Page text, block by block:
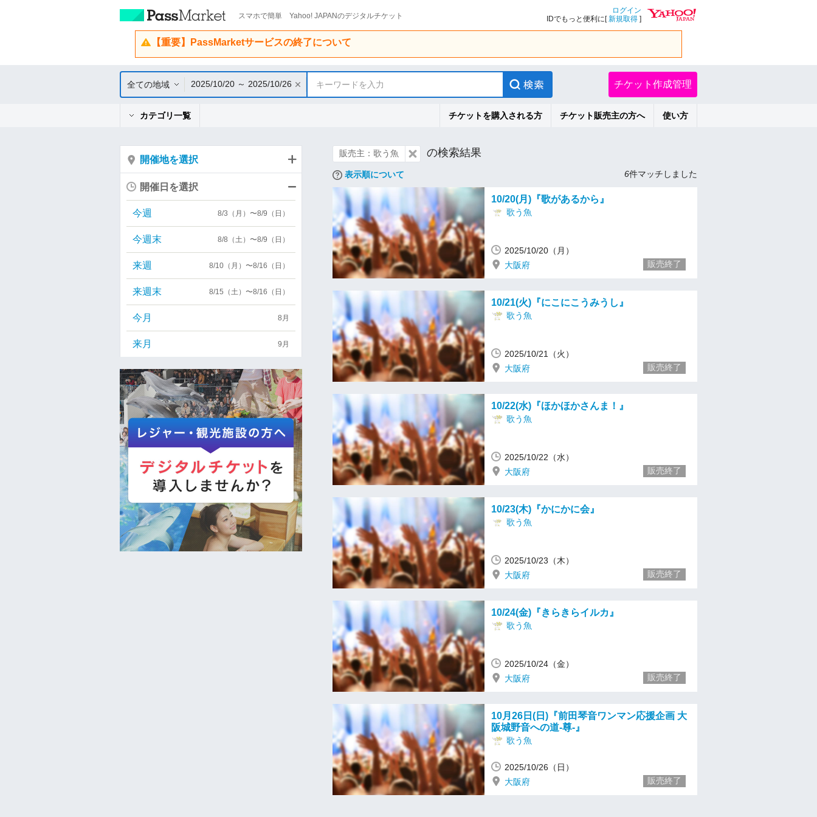
スマホで簡単 Yahoo! JAPANのデジタルチケット
ログイン
IDでもっと便利に[新規取得 ]
【重要】PassMarketサービスの終了について
全ての地域 2025/10/20 ～ 2025/10/26 キーワードを入力 チケット作成管理
カテゴリ一覧 チケットを購入される方 チケット販売主の方へ 使い方
販売主：歌う魚 の検索結果
表示順について 6件マッチしました
10/20(月)『歌があるから』
歌う魚
2025/10/20（月）
大阪府
販売終了
10/21(火)『にこにこうみうし』
歌う魚
2025/10/21（火）
大阪府
販売終了
10/22(水)『ほかほかさんま！』
歌う魚
2025/10/22（水）
大阪府
販売終了
10/23(木)『かにかに会』
歌う魚
2025/10/23（木）
大阪府
販売終了
10/24(金)『きらきらイルカ』
歌う魚
2025/10/24（金）
大阪府
販売終了
10月26日(日)『前田琴音ワンマン応援企画 大
阪城野音への道-尊-』
歌う魚
2025/10/26（日）
大阪府
販売終了
開催地を選択
開催日を選択
今週 8/3（月）〜8/9（日）
今週末 8/8（土）〜8/9（日）
来週 8/10（月）〜8/16（日）
来週末 8/15（土）〜8/16（日）
今月 8月
来月 9月